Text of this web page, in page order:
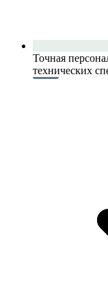
Точная
технических